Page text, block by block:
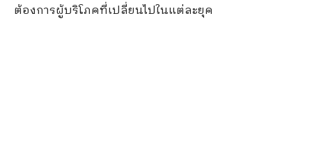
ต้องการผู้บริโภคที่เปลี่ยนไปในแต่ละยุค